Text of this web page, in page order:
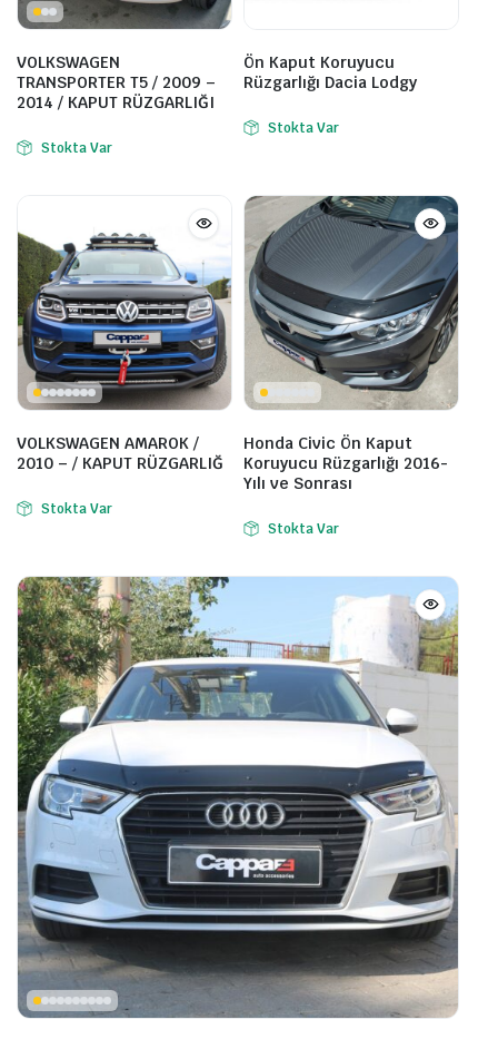
VOLKSWAGEN
TRANSPORTER T5 / 2009 –
2014 / KAPUT RÜZGARLIĞI
Stokta Var
Ön Kaput Koruyucu
Rüzgarlığı Dacia Lodgy
Stokta Var
VOLKSWAGEN AMAROK /
2010 – / KAPUT RÜZGARLIĞ
Stokta Var
Honda Civic Ön Kaput
Koruyucu Rüzgarlığı 2016-
Yılı ve Sonrası
Stokta Var